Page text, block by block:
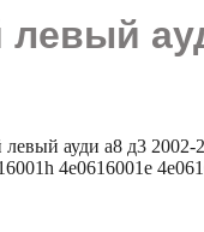
ауди а8 д3 2002-
4e0616001e